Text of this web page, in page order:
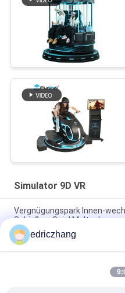
Simulator 9D VR
Vergnügungspark Innen-
Schießen-Spiel Multuplayer
Simulator-Spiel-Maschine
Simulator der Sitz 9d
Wechselwirkendes Kino
edriczhang